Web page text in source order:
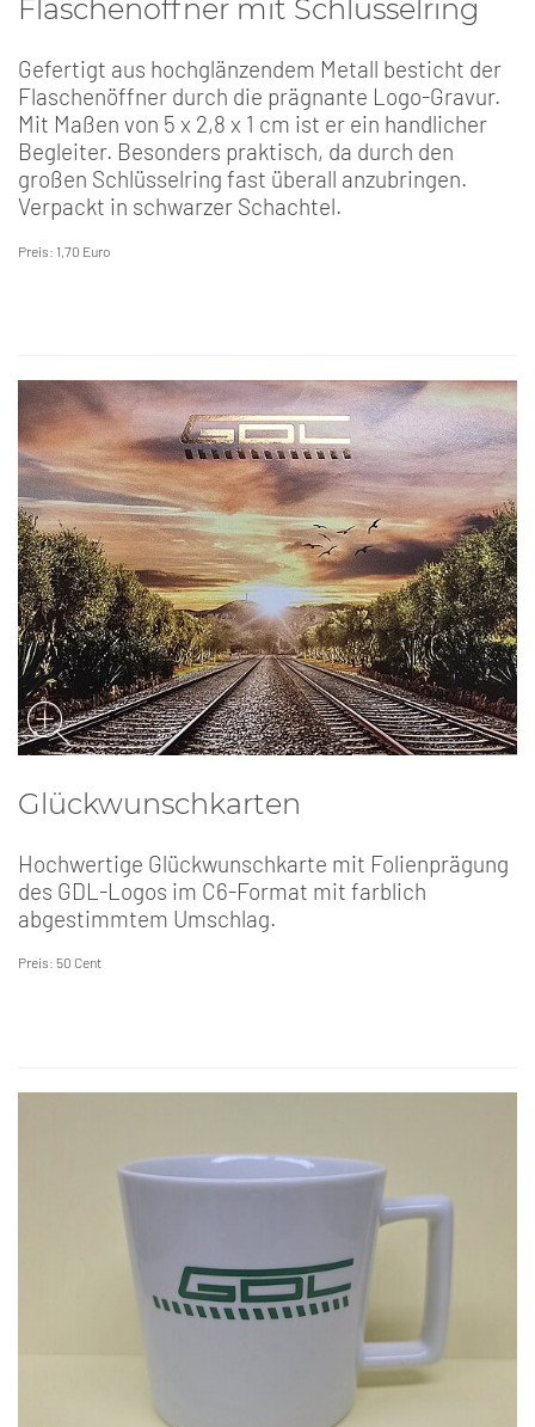
Flaschenöffner mit Schlüsselring
Gefertigt aus hochglänzendem Metall besticht der
Flaschenöffner durch die prägnante Logo-Gravur.
Mit Maßen von 5 x 2,8 x 1 cm ist er ein handlicher
Begleiter. Besonders praktisch, da durch den
großen Schlüsselring fast überall anzubringen.
Verpackt in schwarzer Schachtel.
Preis: 1,70 Euro
Glückwunschkarten
Hochwertige Glückwunschkarte mit Folienprägung
des GDL-Logos im C6-Format mit farblich
abgestimmtem Umschlag.
Preis: 50 Cent